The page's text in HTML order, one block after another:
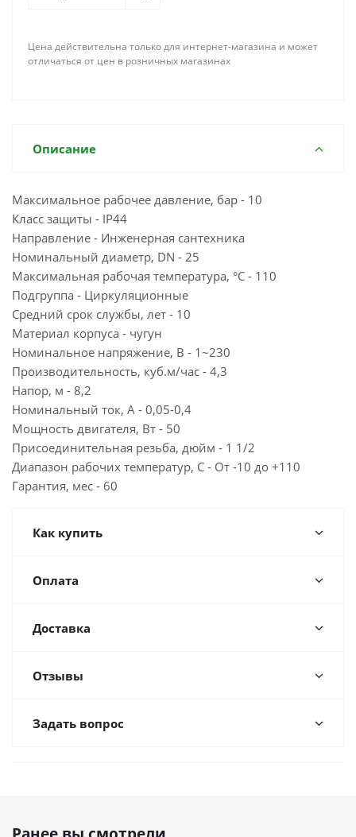
Цена действительна только для интернет-магазина и может
отличаться от цен в розничных магазинах
Описание
Максимальное рабочее давление, бар - 10
Класс защиты - IP44
Направление - Инженерная сантехника
Номинальный диаметр, DN - 25
Максимальная рабочая температура, °С - 110
Подгруппа - Циркуляционные
Средний срок службы, лет - 10
Материал корпуса - чугун
Номинальное напряжение, В - 1~230
Производительность, куб.м/час - 4,3
Напор, м - 8,2
Номинальный ток, А - 0,05-0,4
Мощность двигателя, Вт - 50
Присоединительная резьба, дюйм - 1 1/2
Диапазон рабочих температур, С - От -10 до +110
Гарантия, мес - 60
Как купить
Оплата
Доставка
Отзывы
Задать вопрос